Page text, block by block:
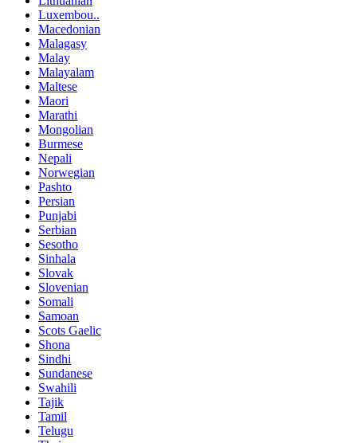
Luxembou..
Macedonian
Malagasy
Malay
Malayalam
Maltese
Maori
Marathi
Mongolian
Burmese
Nepali
Norwegian
Pashto
Persian
Punjabi
Serbian
Sesotho
Sinhala
Slovak
Slovenian
Somali
Samoan
Scots Gaelic
Shona
Sindhi
Sundanese
Swahili
Tajik
Tamil
Telugu